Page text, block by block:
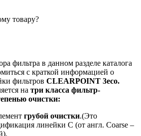
товару?
фильтра в данном разделе каталога
с краткой информацией о
фильтров CLEARPOINT 3eco.
на три класса фильтр-
очистки:
грубой очистки.(Это
линейки C (от англ. Coarse –